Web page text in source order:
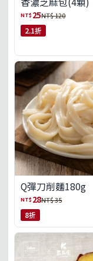
NT$ 25NT$ 120
2.1折
Q彈刀削麵180g
NT$ 28NT$ 35
8折